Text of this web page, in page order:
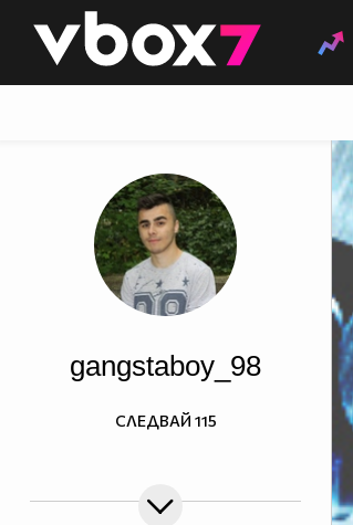
👾
gangstaboy_98
СЛЕДВАЙ 115